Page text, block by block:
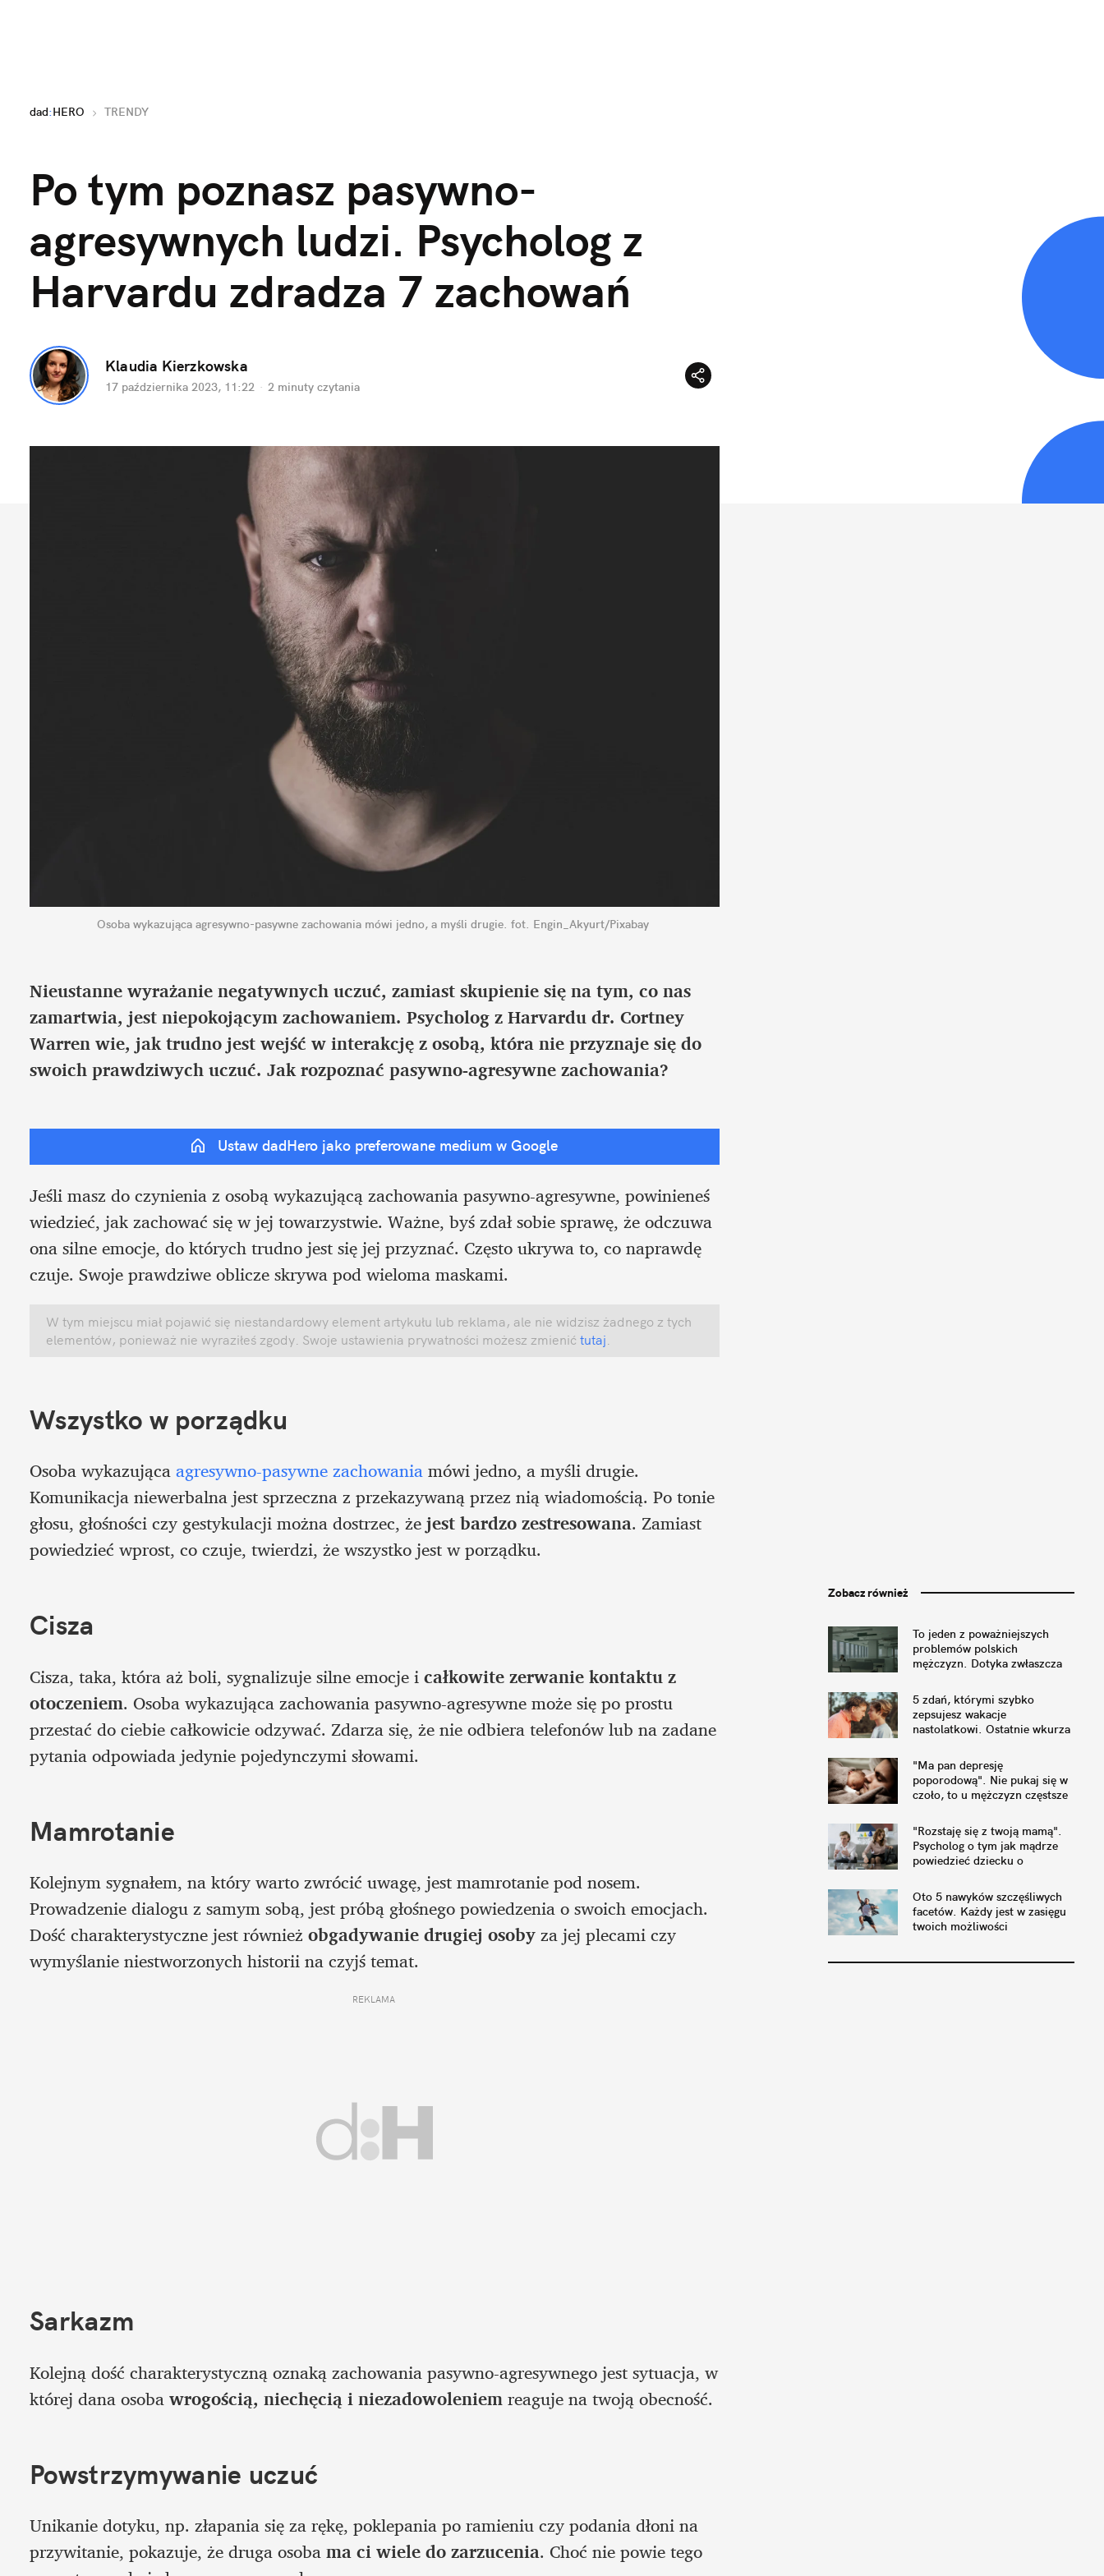
dad:HERO TRENDY
Po tym poznasz pasywno-
agresywnych ludzi. Psycholog z
Harvardu zdradza 7 zachowań
Klaudia Kierzkowska
17 października 2023, 11:22 · 2 minuty czytania
Osoba wykazująca agresywno-pasywne zachowania mówi jedno, a myśli drugie. fot. Engin_Akyurt/Pixabay
Nieustanne wyrażanie negatywnych uczuć, zamiast skupienie się na tym, co nas
zamartwia, jest niepokojącym zachowaniem. Psycholog z Harvardu dr. Cortney
Warren wie, jak trudno jest wejść w interakcję z osobą, która nie przyznaje się do
swoich prawdziwych uczuć. Jak rozpoznać pasywno-agresywne zachowania?
Ustaw dadHero jako preferowane medium w Google
Jeśli masz do czynienia z osobą wykazującą zachowania pasywno-agresywne, powinieneś
wiedzieć, jak zachować się w jej towarzystwie. Ważne, byś zdał sobie sprawę, że odczuwa
ona silne emocje, do których trudno jest się jej przyznać. Często ukrywa to, co naprawdę
czuje. Swoje prawdziwe oblicze skrywa pod wieloma maskami.
W tym miejscu miał pojawić się niestandardowy element artykułu lub reklama, ale nie widzisz żadnego z tych
elementów, ponieważ nie wyraziłeś zgody. Swoje ustawienia prywatności możesz zmienić tutaj
Wszystko w porządku
Osoba wykazująca agresywno-pasywne zachowania mówi jedno, a myśli drugie.
Komunikacja niewerbalna jest sprzeczna z przekazywaną przez nią wiadomością. Po tonie
głosu, głośności czy gestykulacji można dostrzec, że jest bardzo zestresowana. Zamiast
powiedzieć wprost, co czuje, twierdzi, że wszystko jest w porządku.
Cisza
Cisza, taka, która aż boli, sygnalizuje silne emocje i całkowite zerwanie kontaktu z
otoczeniem. Osoba wykazująca zachowania pasywno-agresywne może się po prostu
przestać do ciebie całkowicie odzywać. Zdarza się, że nie odbiera telefonów lub na zadane
pytania odpowiada jedynie pojedynczymi słowami.
Mamrotanie
Kolejnym sygnałem, na który warto zwrócić uwagę, jest mamrotanie pod nosem.
Prowadzenie dialogu z samym sobą, jest próbą głośnego powiedzenia o swoich emocjach.
Dość charakterystyczne jest również obgadywanie drugiej osoby za jej plecami czy
wymyślanie niestworzonych historii na czyjś temat.
REKLAMA
Sarkazm
Kolejną dość charakterystyczną oznaką zachowania pasywno-agresywnego jest sytuacja, w
której dana osoba wrogością, niechęcią i niezadowoleniem reaguje na twoją obecność.
Powstrzymywanie uczuć
Unikanie dotyku, np. złapania się za rękę, poklepania po ramieniu czy podania dłoni na
przywitanie, pokazuje, że druga osoba ma ci wiele do zarzucenia. Choć nie powie tego
Zobacz również
To jeden z poważniejszych
problemów polskich
mężczyzn. Dotyka zwłaszcza
5 zdań, którymi szybko
zepsujesz wakacje
nastolatkowi. Ostatnie wkurza
"Ma pan depresję
poporodową". Nie pukaj się w
czoło, to u mężczyzn częstsze
"Rozstaję się z twoją mamą".
Psycholog o tym jak mądrze
powiedzieć dziecku o
Oto 5 nawyków szczęśliwych
facetów. Każdy jest w zasięgu
twoich możliwości